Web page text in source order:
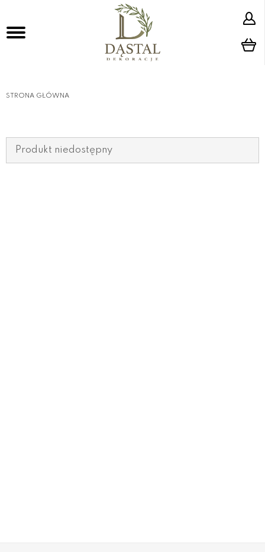
STRONA GŁÓWNA
Produkt niedostępny